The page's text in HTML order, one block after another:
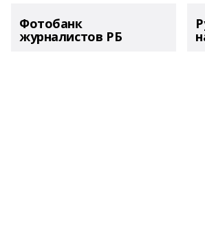
Фотобанк
журналистов РБ